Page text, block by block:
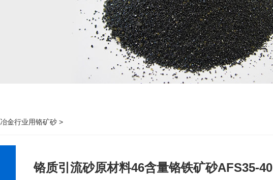
冶金行业用铬矿砂 >
铬质引流砂原材料46含量铬铁矿砂AFS35-40